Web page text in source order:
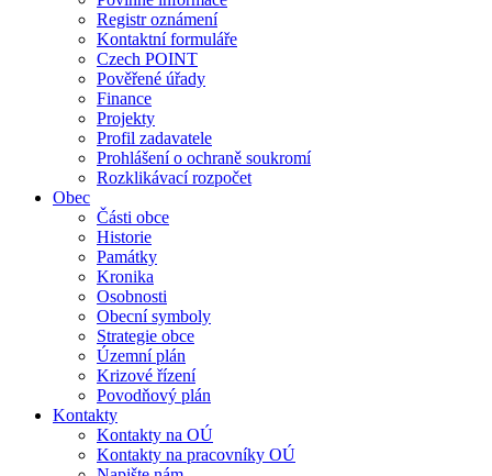
Registr oznámení
Kontaktní formuláře
Czech POINT
Pověřené úřady
Finance
Projekty
Profil zadavatele
Prohlášení o ochraně soukromí
Rozklikávací rozpočet
Obec
Části obce
Historie
Památky
Kronika
Osobnosti
Obecní symboly
Strategie obce
Územní plán
Krizové řízení
Povodňový plán
Kontakty
Kontakty na OÚ
Kontakty na pracovníky OÚ